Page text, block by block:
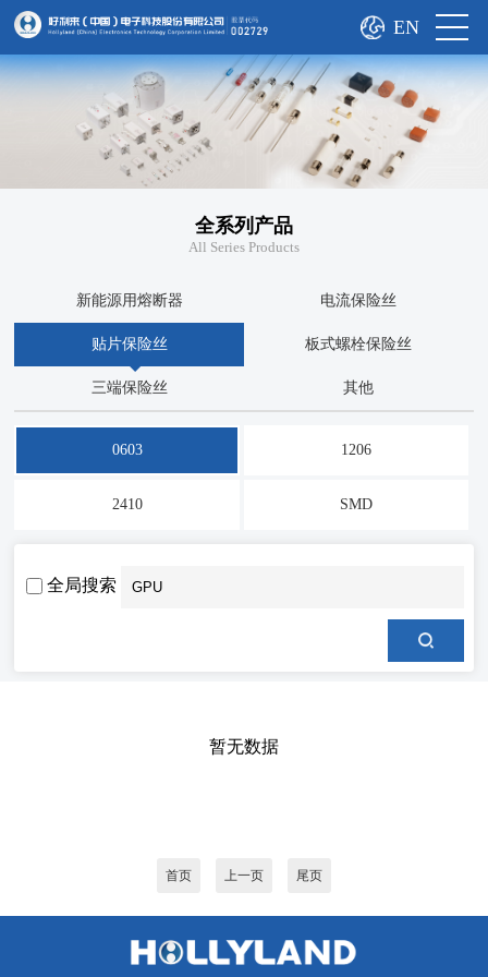
EN
全系列产品
All Series Products
新能源用熔断器 电流保险丝
贴片保险丝 板式螺栓保险丝
三端保险丝 其他
0603 1206
2410 SMD
全局搜索
暂无数据
首页 上一页 尾页